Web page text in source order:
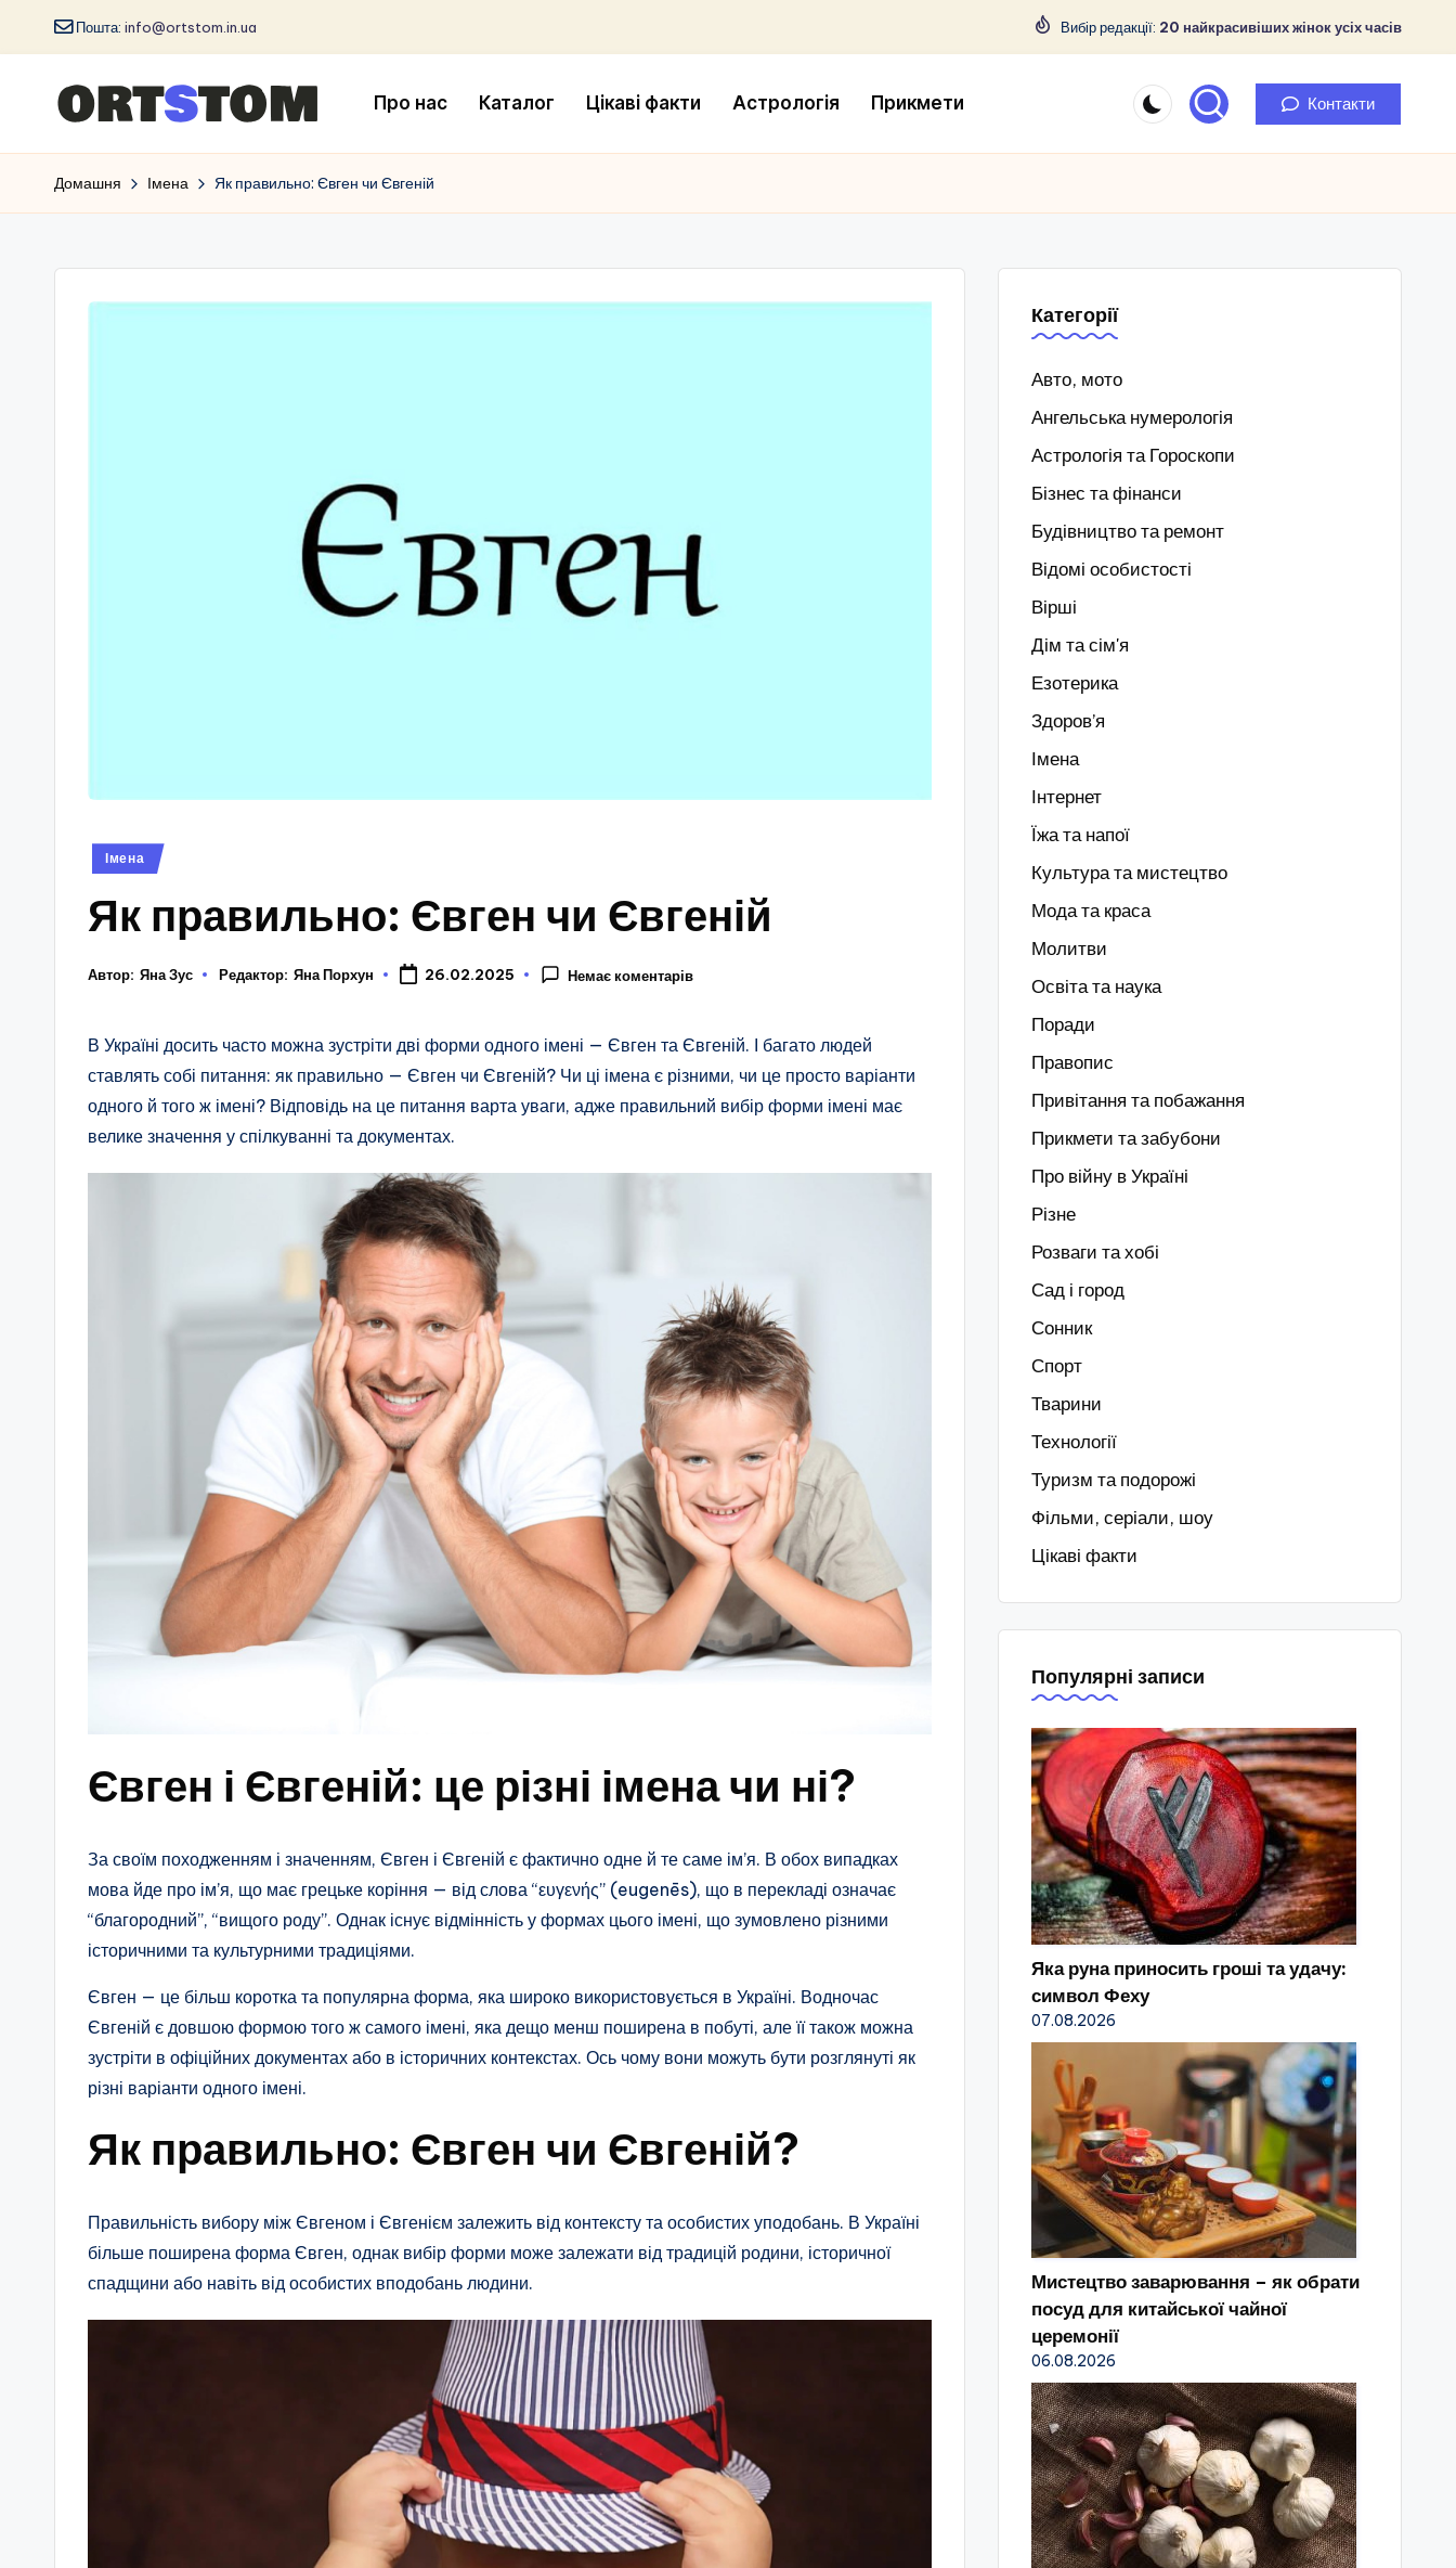
Пошта: info@ortstom.in.ua Вибір редакції: 20 найкрасивіших жінок усіх часів
Про нас Каталог Цікаві факти Астрологія Прикмети Контакти
Домашня Імена Як правильно: Євген чи Євгеній
Опубліковано
Імена
Як правильно: Євген чи Євгеній
Автор: Яна Зус Редактор: Яна Порхун 26.02.2025 Немає коментарів
В Україні досить часто можна зустріти дві форми одного імені — Євген та Євгеній. І багато людей
ставлять собі питання: як правильно — Євген чи Євгеній? Чи ці імена є різними, чи це просто варіанти
одного й того ж імені? Відповідь на це питання варта уваги, адже правильний вибір форми імені має
велике значення у спілкуванні та документах.
Євген і Євгеній: це різні імена чи ні?
За своїм походженням і значенням, Євген і Євгеній є фактично одне й те саме ім’я. В обох випадках
мова йде про ім’я, що має грецьке коріння — від слова “ευγενής” (eugenēs), що в перекладі означає
“благородний”, “вищого роду”. Однак існує відмінність у формах цього імені, що зумовлено різними
історичними та культурними традиціями.
Євген — це більш коротка та популярна форма, яка широко використовується в Україні. Водночас
Євгеній є довшою формою того ж самого імені, яка дещо менш поширена в побуті, але її також можна
зустріти в офіційних документах або в історичних контекстах. Ось чому вони можуть бути розглянуті як
різні варіанти одного імені.
Як правильно: Євген чи Євгеній?
Правильність вибору між Євгеном і Євгенієм залежить від контексту та особистих уподобань. В Україні
більше поширена форма Євген, однак вибір форми може залежати від традицій родини, історичної
спадщини або навіть від особистих вподобань людини.
Категорії
Авто, мото
Ангельська нумерологія
Астрологія та Гороскопи
Бізнес та фінанси
Будівництво та ремонт
Відомі особистості
Вірші
Дім та сім'я
Езотерика
Здоров’я
Імена
Інтернет
Їжа та напої
Культура та мистецтво
Мода та краса
Молитви
Освіта та наука
Поради
Правопис
Привітання та побажання
Прикмети та забубони
Про війну в Україні
Різне
Розваги та хобі
Сад і город
Сонник
Спорт
Тварини
Технології
Туризм та подорожі
Фільми, серіали, шоу
Цікаві факти
Популярні записи
Яка руна приносить гроші та удачу:
символ Феху
07.08.2026
Мистецтво заварювання – як обрати
посуд для китайської чайної
церемонії
06.08.2026